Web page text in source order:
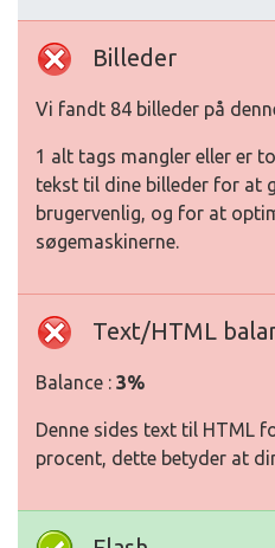
Billeder
Vi fandt 84 billeder på
1 alt tags mangler eller er
tekst til dine billeder for at
brugervenlig, og for at
søgemaskinerne.
Text/HTML
Balance : 3%
Denne sides text til HTML
procent, dette betyder at